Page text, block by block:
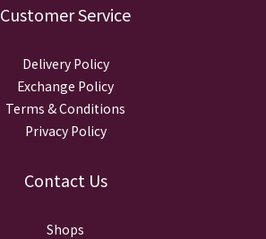
Customer Service
Delivery Policy
Exchange Policy
Terms & Conditions
Privacy Policy
Contact Us
Shops